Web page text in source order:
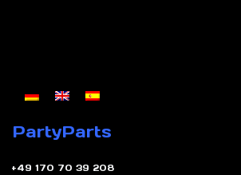
PartyParts
+49 170 70 39 208